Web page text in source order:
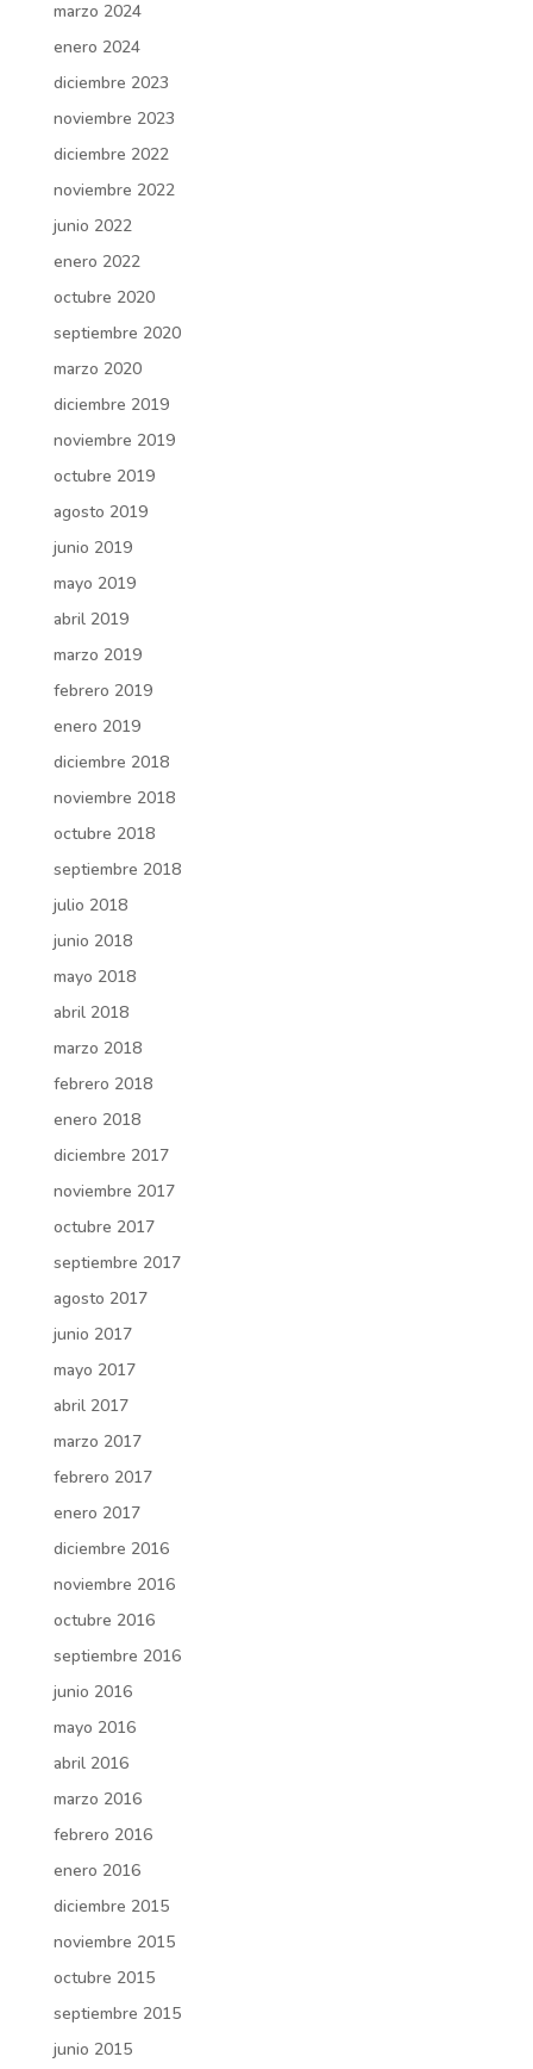
marzo 2024
enero 2024
diciembre 2023
noviembre 2023
diciembre 2022
noviembre 2022
junio 2022
enero 2022
octubre 2020
septiembre 2020
marzo 2020
diciembre 2019
noviembre 2019
octubre 2019
agosto 2019
junio 2019
mayo 2019
abril 2019
marzo 2019
febrero 2019
enero 2019
diciembre 2018
noviembre 2018
octubre 2018
septiembre 2018
julio 2018
junio 2018
mayo 2018
abril 2018
marzo 2018
febrero 2018
enero 2018
diciembre 2017
noviembre 2017
octubre 2017
septiembre 2017
agosto 2017
junio 2017
mayo 2017
abril 2017
marzo 2017
febrero 2017
enero 2017
diciembre 2016
noviembre 2016
octubre 2016
septiembre 2016
junio 2016
mayo 2016
abril 2016
marzo 2016
febrero 2016
enero 2016
diciembre 2015
noviembre 2015
octubre 2015
septiembre 2015
junio 2015